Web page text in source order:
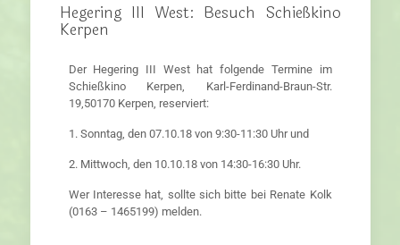
Hegering III West: Besuch Schießkino
Kerpen
Der Hegering III West hat folgende Termine im
Schießkino Kerpen, Karl-Ferdinand-Braun-Str.
19,50170 Kerpen, reserviert:
1. Sonntag, den 07.10.18 von 9:30-11:30 Uhr und
2. Mittwoch, den 10.10.18 von 14:30-16:30 Uhr.
Wer Interesse hat, sollte sich bitte bei Renate Kolk
(0163 – 1465199) melden.